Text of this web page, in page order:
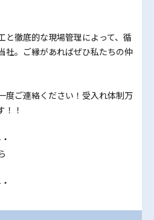
と徹底的な現場管理によって、循
社。ご縁があればぜひ私たちの仲
度ご連絡ください！受入れ体制万
！！